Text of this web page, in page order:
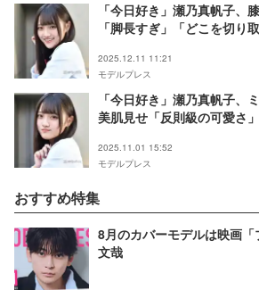
「今日好き」瀬乃真帆子、
「脚長すぎ」「どこを切り
2025.12.11 11:21
モデルプレス
「今日好き」瀬乃真帆子、
美肌見せ「反則級の可愛さ
2025.11.01 15:52
モデルプレス
おすすめ特集
8月のカバーモデルは映画
文哉